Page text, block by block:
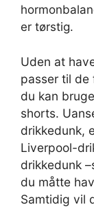
er tørstig.
Uden at
passer til de
du kan
shorts.
drikkedunk,
Liverpool-
drikkedunk
du måtte
Samtidig vil